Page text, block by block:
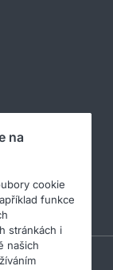
cookie
na
cookie
funkce
stránkách i
našich